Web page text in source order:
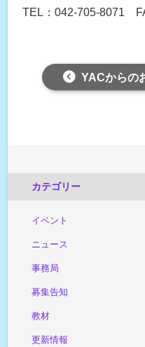
TEL：042-705-8071
YACからの
カテゴリー
イベント
ニュース
事務局
募集告知
教材
更新情報